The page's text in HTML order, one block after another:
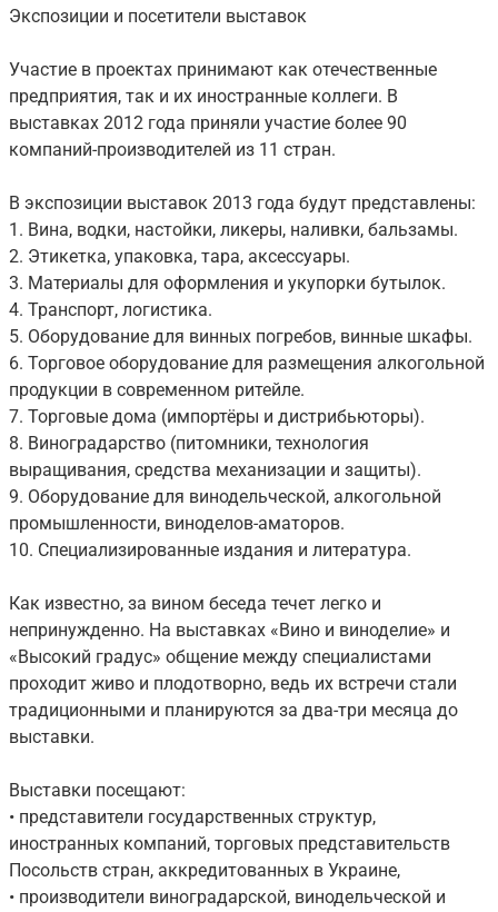
Экспозиции и посетители выставок
Участие в проектах принимают как отечественные
предприятия, так и их иностранные коллеги. В
выставках 2012 года приняли участие более 90
компаний-производителей из 11 стран.
В экспозиции выставок 2013 года будут представлены:
1. Вина, водки, настойки, ликеры, наливки, бальзамы.
2. Этикетка, упаковка, тара, аксессуары.
3. Материалы для оформления и укупорки бутылок.
4. Транспорт, логистика.
5. Оборудование для винных погребов, винные шкафы.
6. Торговое оборудование для размещения алкогольной
продукции в современном ритейле.
7. Торговые дома (импортёры и дистрибьюторы).
8. Виноградарство (питомники, технология
выращивания, средства механизации и защиты).
9. Оборудование для винодельческой, алкогольной
промышленности, виноделов-аматоров.
10. Специализированные издания и литература.
Как известно, за вином беседа течет легко и
непринужденно. На выставках «Вино и виноделие» и
«Высокий градус» общение между специалистами
проходит живо и плодотворно, ведь их встречи стали
традиционными и планируются за два-три месяца до
выставки.
Выставки посещают:
• представители государственных структур,
иностранных компаний, торговых представительств
Посольств стран, аккредитованных в Украине,
• производители виноградарской, винодельческой и